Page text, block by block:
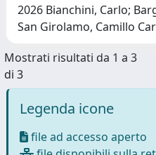
2026 Bianchini, Carlo;
San Girolamo, Camillo
Mostrati risultati da 1 a 3
di 3
Legenda icone
file ad accesso aperto